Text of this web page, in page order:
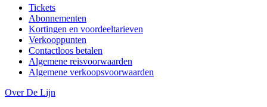
Tickets
Abonnementen
Kortingen en voordeeltarieven
Verkooppunten
Contactloos betalen
Algemene reisvoorwaarden
Algemene verkoopsvoorwaarden
Over De Lijn